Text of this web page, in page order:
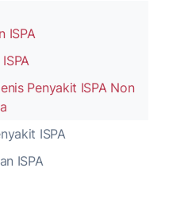
ISPA
Penyakit ISPA Non
ISPA
ISPA